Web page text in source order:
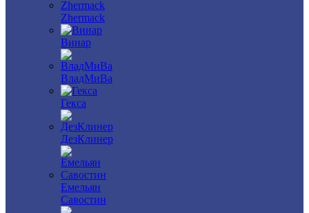
Zhermack
Винар
ВладМиВа
Гекса
ДезКлинер
Емельян
Савостин